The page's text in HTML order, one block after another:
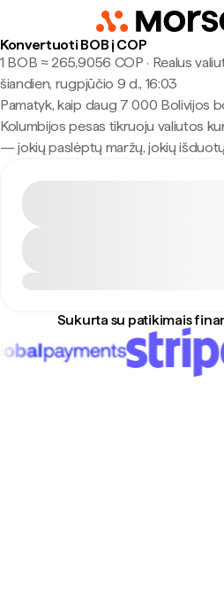
Konvertuoti BOB į COP
1 BOB ≈ 265,9056 COP · Realus
šiandien, rugpjūčio 9 d., 16:03
Pamatyk, kaip daug 7 000 Bolivijos
Kolumbijos pesas tikruoju valiutos
— jokių paslėptų maržų, jokių
Sukurta su patikimais